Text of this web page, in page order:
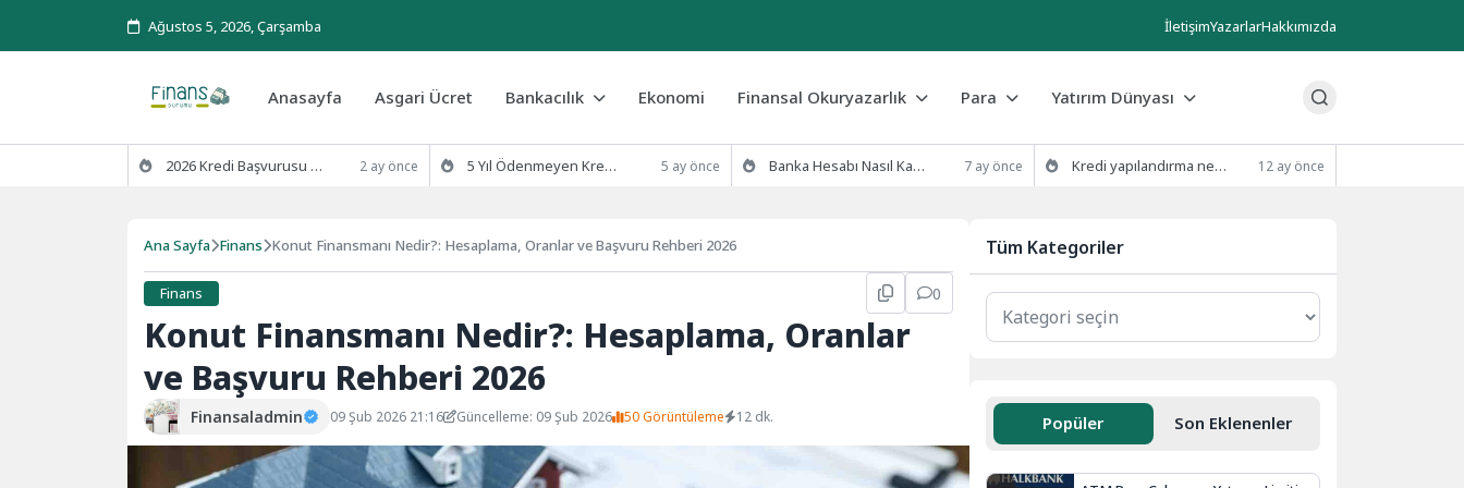
Ağustos 5, 2026, Çarşamba İletişimYazarlarHakkımızda
Anasayfa Asgari Ücret Bankacılık Ekonomi Finansal Okuryazarlık Para Yatırım Dünyası
2026 Kredi Başvurusu Kaç Günde Sonuçlanır? 2 ay önce 5 Yıl Ödenmeyen Kredi Borcu Silinir mi? 2026 Yasal Süreç ve Çözümler 5 ay önce Banka Hesabı Nasıl Kapatılır? (Şubeye Gitmeden E-Devlet ve Mobil Yöntemler) 7 ay önce Kredi yapılandırma nedir ve nasıl yapılır? 12 ay önce
Ana Sayfa Finans Konut Finansmanı Nedir?: Hesaplama, Oranlar ve Başvuru Rehberi 2026
Finans 0
Konut Finansmanı Nedir?: Hesaplama, Oranlar
ve Başvuru Rehberi 2026
Finansaladmin 09 Şub 2026 21:16 Güncelleme: 09 Şub 2026 50 Görüntüleme 12 dk.
Tüm Kategoriler
Popüler Son Eklenenler